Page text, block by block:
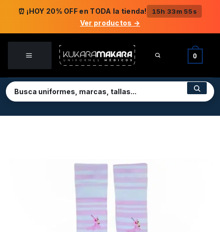
Saltar
⏰ ¡HOY 20% OFF en TODA la tienda! 15h 33m 55s
Ver productos →
0